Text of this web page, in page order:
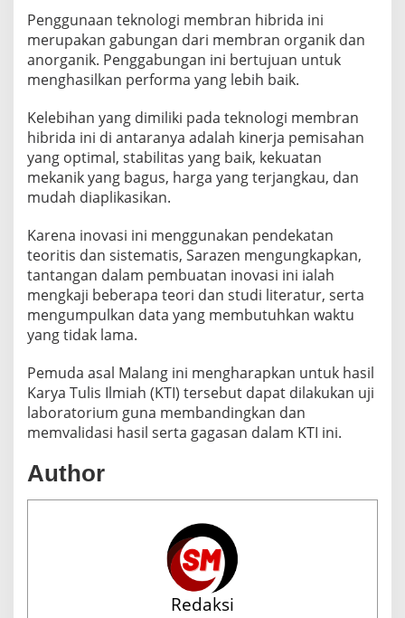
Penggunaan teknologi membran hibrida ini
merupakan gabungan dari membran organik dan
anorganik. Penggabungan ini bertujuan untuk
menghasilkan performa yang lebih baik.
Kelebihan yang dimiliki pada teknologi membran
hibrida ini di antaranya adalah kinerja pemisahan
yang optimal, stabilitas yang baik, kekuatan
mekanik yang bagus, harga yang terjangkau, dan
mudah diaplikasikan.
Karena inovasi ini menggunakan pendekatan
teoritis dan sistematis, Sarazen mengungkapkan,
tantangan dalam pembuatan inovasi ini ialah
mengkaji beberapa teori dan studi literatur, serta
mengumpulkan data yang membutuhkan waktu
yang tidak lama.
Pemuda asal Malang ini mengharapkan untuk hasil
Karya Tulis Ilmiah (KTI) tersebut dapat dilakukan uji
laboratorium guna membandingkan dan
memvalidasi hasil serta gagasan dalam KTI ini.
Author
Redaksi